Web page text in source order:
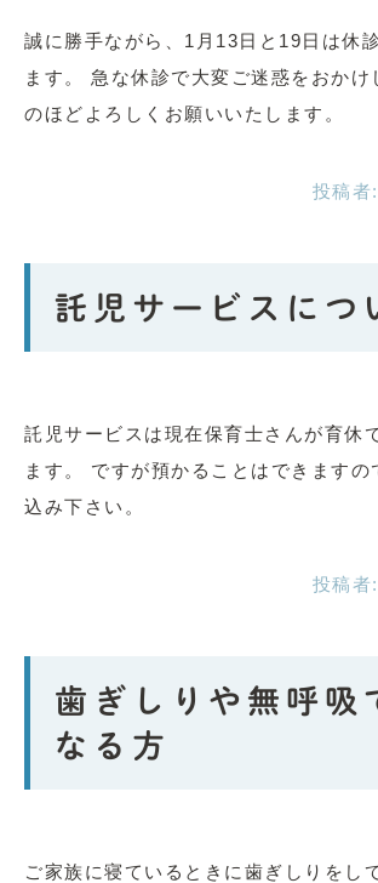
誠に勝手ながら、1月13日と19日は休
ます。 急な休診で大変ご迷惑をおかけ
のほどよろしくお願いいたします。
投稿者:
託児サービスにつ
託児サービスは現在保育士さんが育休
ます。 ですが預かることはできますの
込み下さい。
投稿者:
歯ぎしりや無呼吸
なる方
ご家族に寝ているときに歯ぎしりをし